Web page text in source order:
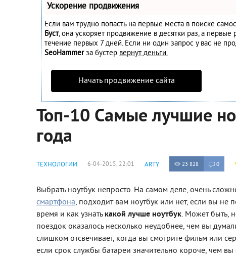
Ускорение продвижения
Если вам трудно попасть на первые места в поиске
Буст, она ускоряет продвижение в десятки раз, а первые
течение первых 7 дней. Если ни один запрос у вас не
SeoHammerза бустер вернут деньги.
Начать продвижение сайта
Топ-10 Самые лучшие
года
ТЕХНОЛОГИИ 6-04-2015, 22:01 ARTY 23 828 0
Выбрать ноутбук непросто. На самом деле, очень
смартфона, подходит вам ноутбук или нет, если вы не
время и как узнать какой лучше ноутбук. Может быть,
поездок оказалось несколько неудобнее, чем вы
слишком отсвечивает, когда вы смотрите фильм или
если срок службы батареи значительно короче, чем